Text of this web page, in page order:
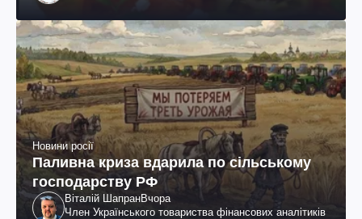
Новини росії
Паливна криза вдарила по сільському
господарству РФ
Віталій ШапранВчора
Член Українського товариства фінансових аналітиків